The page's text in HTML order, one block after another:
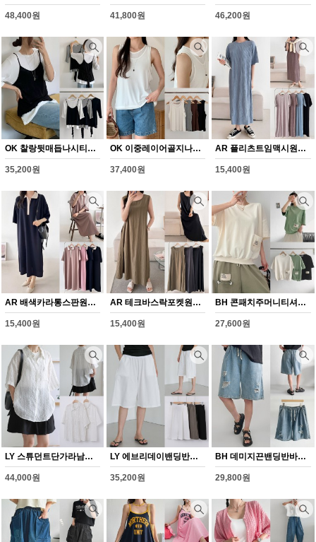
48,400원 41,800원 46,200원
OK 찰랑뒷매듭나시티셔츠(Y357H608)
35,200원
OK 이중레이어골지나시(Y358H608)
37,400원
AR 플리츠트임맥시원피스(Y359H608)
15,400원
AR 배색카라통스판원피스(Y360H608)
15,400원
AR 테크바스락포켓원피스(Y361H608)
15,400원
BH 콘패치주머니티셔츠(Y351H608)
27,600원
LY 스튜던트단가라남방(Y345H608)
44,000원
LY 에브리데이밴딩반바지(Y346H608)
35,200원
BH 데미지끈밴딩반바지(Y347H608)
29,800원